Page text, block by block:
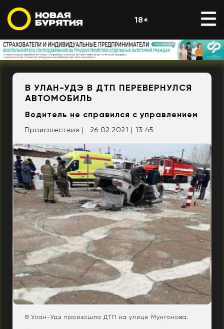
18+
В УЛАН-УДЭ В ДТП ПЕРЕВЕРНУЛСЯ
АВТОМОБИЛЬ
Водитель не справился с управлением
Происшествия | 26.02.2021 | 13:45
В Улан-Удэ произошло ДТП на улице Мунгонова.